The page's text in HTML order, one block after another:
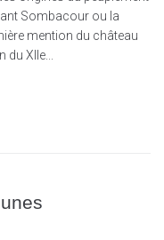
Sombacour ou la
mention du château
du XIIe...